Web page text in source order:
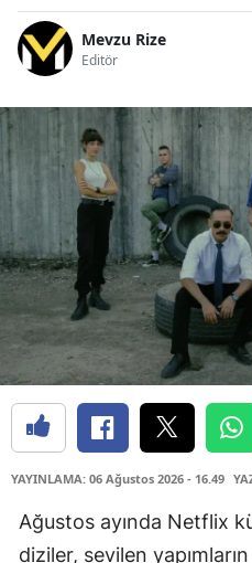
Mevzu Rize
Editör
YAYINLAMA: 06 Ağustos 2026 - 16.49
Ağustos ayında Netflix
diziler, sevilen